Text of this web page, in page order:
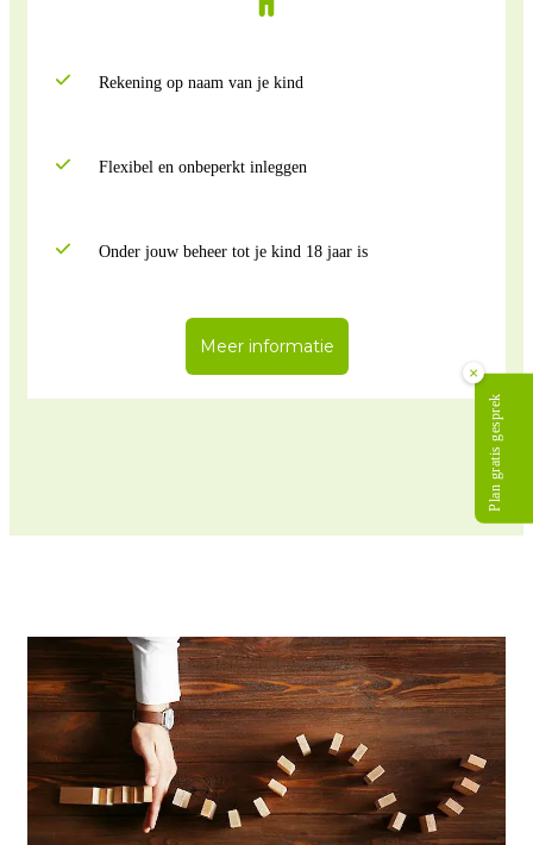
Rekening op naam van je kind
Flexibel en onbeperkt inleggen
Onder jouw beheer tot je kind 18 jaar is
Meer informatie
×
Plan gratis gesprek